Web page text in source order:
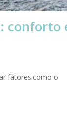
conforto
fatores como o